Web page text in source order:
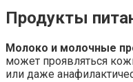
Продукты
Молоко и молочные
может проявляться
или даже